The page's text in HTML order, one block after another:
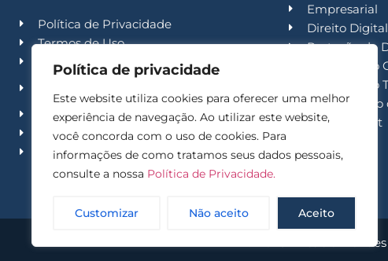
Política de privacidade
Este website utiliza cookies para oferecer uma melhor
experiência de navegação. Ao utilizar este website,
você concorda com o uso de cookies. Para
informações de como tratamos seus dados pessoais,
consulte a nossa Política de Privacidade.
Customizar Não aceito Aceito
Política de Privacidade
Termos de Uso
Código de Conduta
Política de Segurança da
Informação
Trabalhe conosco
Imprensa
Contato
Empresarial
Direito Digital
Proteção de
Contencioso
Contencioso
Secondment
© 2025 – Assis e